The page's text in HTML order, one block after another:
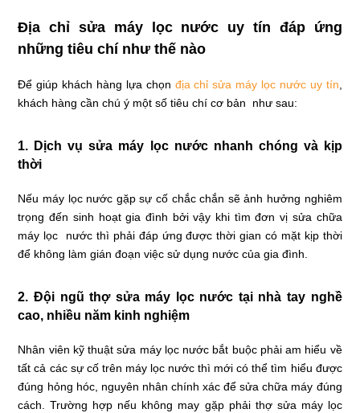
Địa chỉ sửa máy lọc nước uy tín đáp ứng
những tiêu chí như thế nào
Để giúp khách hàng lựa chọn địa chỉ sửa máy lọc nước uy tín,
khách hàng cần chú ý một số tiêu chí cơ bản như sau:
1. Dịch vụ sửa máy lọc nước nhanh chóng và kịp
thời
Nếu máy lọc nước gặp sự cố chắc chắn sẽ ảnh hưởng nghiêm
trọng đến sinh hoạt gia đình bởi vậy khi tìm đơn vị sửa chữa
máy lọc nước thì phải đáp ứng được thời gian có mặt kịp thời
để không làm gián đoạn việc sử dụng nước của gia đình.
2. Đội ngũ thợ sửa máy lọc nước tại nhà tay nghề
cao, nhiều năm kinh nghiệm
Nhân viên kỹ thuật sửa máy lọc nước bắt buộc phải am hiểu về
tất cả các sự cố trên máy lọc nước thì mới có thể tìm hiểu được
đúng hỏng hóc, nguyên nhân chính xác để sửa chữa máy đúng
cách. Trường hợp nếu không may gặp phải thợ sửa máy lọc